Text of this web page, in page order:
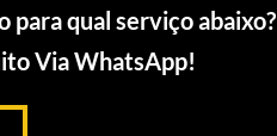
qual serviço abaixo?
Via WhatsApp!